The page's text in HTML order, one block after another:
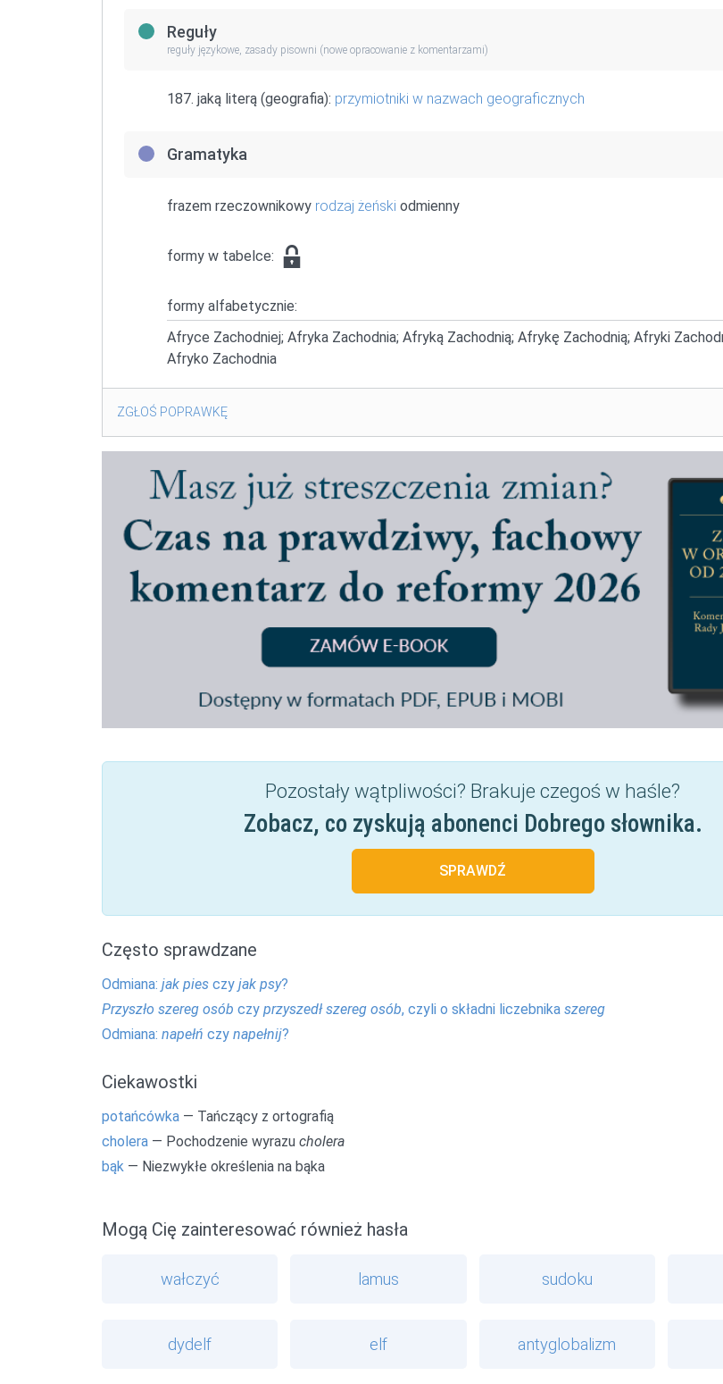
Reguły
reguły językowe, zasady pisowni (nowe opracowanie z komentarzami)
187. jaką literą (geografia): przymiotniki w nazwach geograficznych
Gramatyka
frazem rzeczownikowy rodzaj żeński odmienny
formy w tabelce:
formy alfabetycznie:
Afryce Zachodniej; Afryka Zachodnia; Afryką Zachodnią; Afrykę Zachodnią; Afryki
Afryko Zachodnia
ZGŁOŚ POPRAWKĘ
Pozostały wątpliwości? Brakuje czegoś w haśle?
Zobacz, co zyskują abonenci Dobrego słownika.
SPRAWDŹ
Często sprawdzane
Odmiana: jak pies czy jak psy?
Przyszło szereg osób czy przyszedł szereg osób, czyli o składni liczebnika szereg
Odmiana: napełń czy napełnij?
Ciekawostki
potańcówka — Tańczący z ortografią
cholera — Pochodzenie wyrazu cholera
bąk — Niezwykłe określenia na bąka
Mogą Cię zainteresować również hasła
wałczyć lamus sudoku
dydelf elf antyglobalizm